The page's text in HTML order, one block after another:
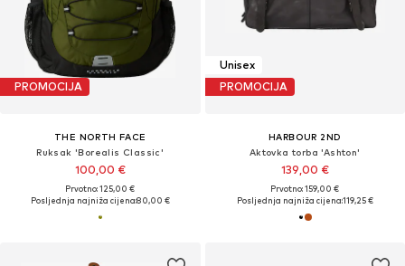
PROMOCIJA
THE NORTH FACE
Ruksak 'Borealis Classic'
100,00 €
Prvotno: 125,00 €
Posljednja najniža cijena:80,00 €
Unisex
PROMOCIJA
HARBOUR 2ND
Aktovka torba 'Ashton'
139,00 €
Prvotno: 159,00 €
Posljednja najniža cijena:119,25 €